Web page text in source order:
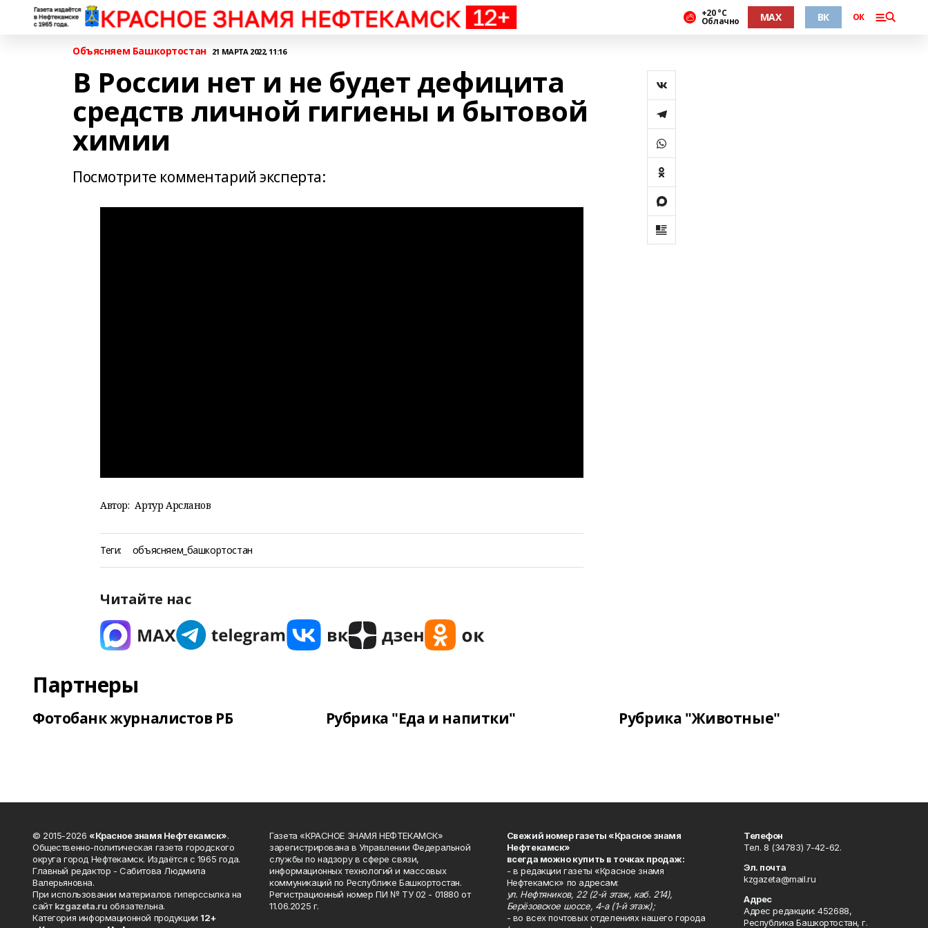
+20 °С
Облачно MAX ВК ОК
Объясняем Башкортостан 21 МАРТА 2022, 11:16
В России нет и не будет дефицита
средств личной гигиены и бытовой
химии
Посмотрите комментарий эксперта:
Автор: Артур Арсланов
Теги: объясняем_башкортостан
Читайте нас
Партнеры
Фотобанк журналистов РБ Рубрика "Еда и напитки" Рубрика "Животные"
© 2015-2026 «Красное знамя Нефтекамск».
Общественно-политическая газета городского
округа город Нефтекамск. Издаётся с 1965 года.
Главный редактор - Сабитова Людмила
Валерьяновна.
При использовании материалов гиперссылка на
сайтkzgazeta.ru обязательна.
Категория информационной продукции 12+
Газета «КРАСНОЕ ЗНАМЯ НЕФТЕКАМСК»
зарегистрирована в Управлении Федеральной
службы по надзору в сфере связи,
информационных технологий и массовых
коммуникаций по Республике Башкортостан.
Регистрационный номер ПИ № ТУ 02 - 01880 от
11.06.2025 г.
Свежий номер газеты «Красное знамя
Нефтекамск»
всегда можно купить в точках продаж:
- в редакции газеты «Красное знамя
Нефтекамск» по адресам:
ул. Нефтяников, 22 (2-й этаж, каб. 214),
Берёзовское шоссе, 4-а (1-й этаж);
- во всех почтовых отделениях нашего города
Телефон
Тел. 8 (34783) 7-42-62.
Эл. почта
kzgazeta@mail.ru
Адрес
Адрес редакции: 452688,
Республика Башкортостан, г.